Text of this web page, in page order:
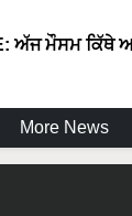
ਅੱਜ ਮੌਸਮ ਕਿੱਥੇ
More News